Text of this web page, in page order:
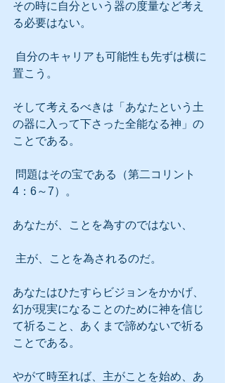
その時に自分という器の度量など考え
る必要はない。
置こう。
そして考えるべきは「あなたという土
の器に入って下さった全能なる神」の
ことである。
4：6～7）。
あなたが、ことを為すのではない、
主が、ことを為されるのだ。
あなたはひたすらビジョンをかかげ、
幻が現実になることのために神を信じ
て祈ること、あくまで諦めないで祈る
ことである。
やがて時至れば、主がことを始め、あ